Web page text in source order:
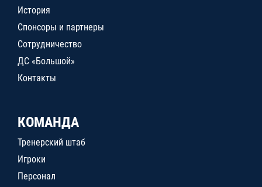
История
Спонсоры и партнеры
Сотрудничество
ДС «Большой»
Контакты
КОМАНДА
Тренерский штаб
Игроки
Персонал